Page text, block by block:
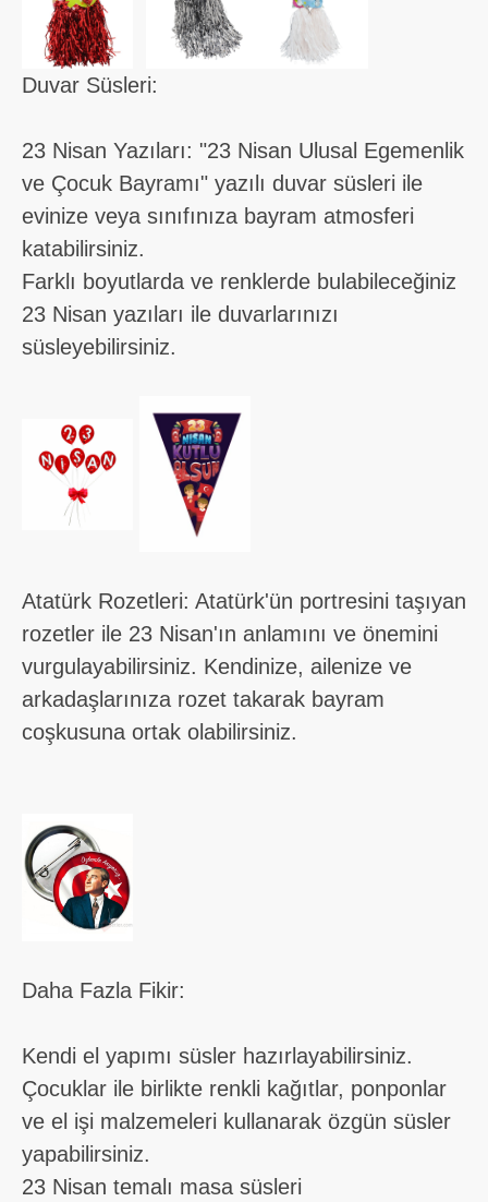
Duvar Süsleri:
23 Nisan Yazıları: "23 Nisan Ulusal Egemenlik
ve Çocuk Bayramı" yazılı duvar süsleri ile
evinize veya sınıfınıza bayram atmosferi
katabilirsiniz.
Farklı boyutlarda ve renklerde bulabileceğiniz
23 Nisan yazıları ile duvarlarınızı
süsleyebilirsiniz.
Atatürk Rozetleri: Atatürk'ün portresini taşıyan
rozetler ile 23 Nisan'ın anlamını ve önemini
vurgulayabilirsiniz. Kendinize, ailenize ve
arkadaşlarınıza rozet takarak bayram
coşkusuna ortak olabilirsiniz.
Daha Fazla Fikir:
Kendi el yapımı süsler hazırlayabilirsiniz.
Çocuklar ile birlikte renkli kağıtlar, ponponlar
ve el işi malzemeleri kullanarak özgün süsler
yapabilirsiniz.
23 Nisan temalı masa süsleri